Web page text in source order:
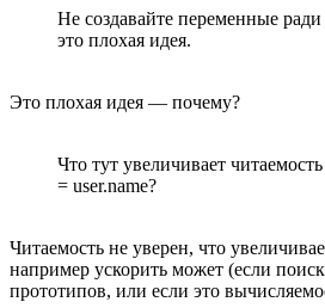
Не создавайте переменные
это плохая идея.
Это плохая идея — почему?
Что тут увеличивает
= user.name?
Читаемость не уверен, что
например ускорить может (если
прототипов, или если это